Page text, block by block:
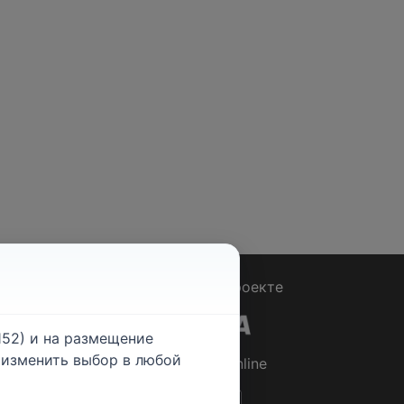
О проекте
© 2026Rabotniki.online
и на размещение
выбор в любой